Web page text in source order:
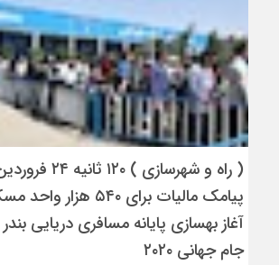
( راه و شهرسازی )
پیامک مالیات برای ۵۴۰
آغاز بهسازی پایانه مسافری دریایی
جام جهانی ۲۰۲۰